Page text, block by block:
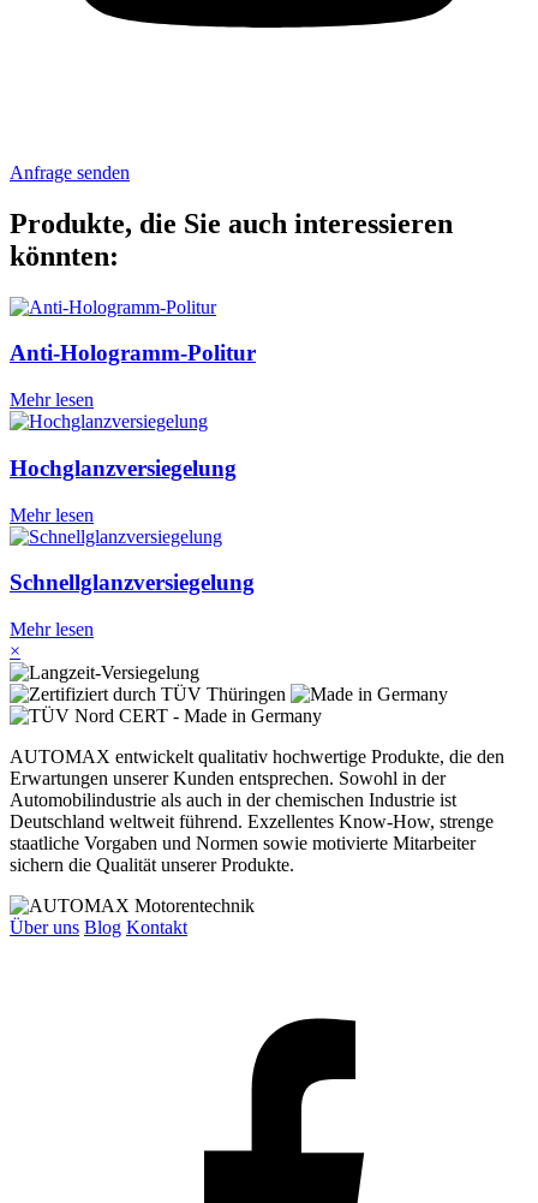
Anfrage senden
Produkte, die Sie auch interessieren
könnten:
Anti-Hologramm-Politur
Mehr lesen
Hochglanzversiegelung
Mehr lesen
Schnellglanzversiegelung
Mehr lesen
×
AUTOMAX entwickelt qualitativ hochwertige Produkte, die den
Erwartungen unserer Kunden entsprechen. Sowohl in der
Automobilindustrie als auch in der chemischen Industrie ist
Deutschland weltweit führend. Exzellentes Know-How, strenge
staatliche Vorgaben und Normen sowie motivierte Mitarbeiter
sichern die Qualität unserer Produkte.
Über uns Blog Kontakt